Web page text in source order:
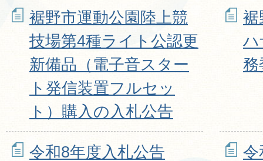
裾野市運動公園陸上競
技場第4種ライト公認更
新備品（電子音スター
ト発信装置フルセッ
ト）購入の入札公告
裾
ハ
務
令和8年度入札公告 令